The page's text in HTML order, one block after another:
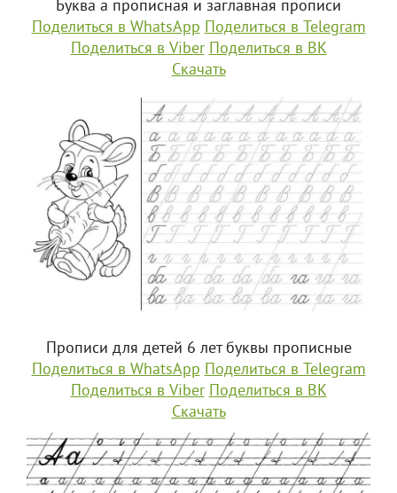
Буква а прописная и заглавная прописи
Поделиться в WhatsApp Поделиться в Telegram
Поделиться в Viber Поделиться в ВК
Скачать
Прописи для детей 6 лет буквы прописные
Поделиться в WhatsApp Поделиться в Telegram
Поделиться в Viber Поделиться в ВК
Скачать